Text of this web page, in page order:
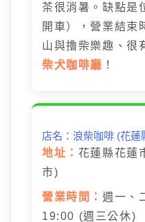
茶很消暑。缺點是
開車），營業結束
山與擼柴樂趣、很
柴犬咖啡廳 ！
店名：浪柴咖啡 (花蓮
地址： 花蓮縣花蓮
市)
營業時間： 週一、
19:00 (週三公休)